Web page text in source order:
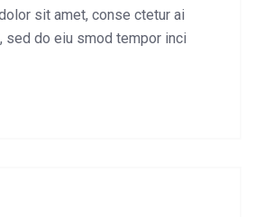
sit amet, conse ctetur ai
sed do eiu smod tempor inci